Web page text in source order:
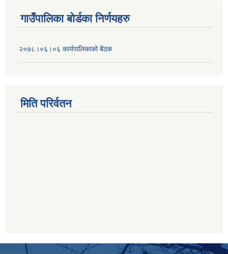
गाउँपालिका बोर्डका निर्णयहरु
२०७८।०६।०६ कार्यपालिकाको बैठक
मिति परिर्वतन